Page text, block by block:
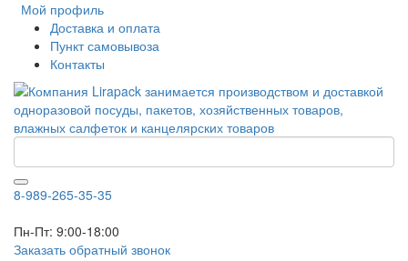
Мой профиль
Доставка и оплата
Пункт самовывоза
Контакты
8-989-265-35-35
Пн-Пт: 9:00-18:00
Заказать обратный звонок